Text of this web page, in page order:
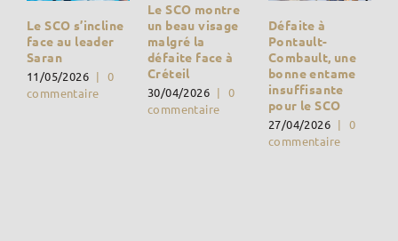
Le SCO s’incline
face au leader
Saran
11/05/2026 |
0
commentaire
Le SCO montre
un beau visage
malgré la
défaite face à
Créteil
30/04/2026 |
0
commentaire
Défaite à
Pontault-
Combault, une
bonne entame
insuffisante
pour le SCO
27/04/2026 |
0
commentaire